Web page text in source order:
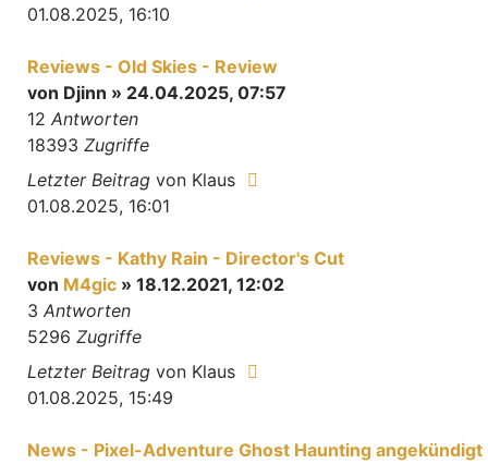
01.08.2025, 16:10
Reviews - Old Skies - Review
von Djinn » 24.04.2025, 07:57
12 Antworten
18393 Zugriffe
Letzter Beitrag von Klaus
01.08.2025, 16:01
Reviews - Kathy Rain - Director's Cut
von M4gic » 18.12.2021, 12:02
3 Antworten
5296 Zugriffe
Letzter Beitrag von Klaus
01.08.2025, 15:49
News - Pixel-Adventure Ghost Haunting angekündigt